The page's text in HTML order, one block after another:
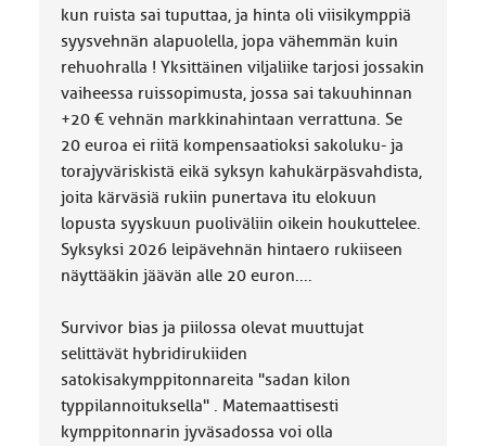
kun ruista sai tuputtaa, ja hinta oli viisikymppiä
syysvehnän alapuolella, jopa vähemmän kuin
rehuohralla ! Yksittäinen viljaliike tarjosi jossakin
vaiheessa ruissopimusta, jossa sai takuuhinnan
+20 € vehnän markkinahintaan verrattuna. Se
20 euroa ei riitä kompensaatioksi sakoluku- ja
torajyväriskistä eikä syksyn kahukärpäsvahdista,
joita kärväsiä rukiin punertava itu elokuun
lopusta syyskuun puoliväliin oikein houkuttelee.
Syksyksi 2026 leipävehnän hintaero rukiiseen
näyttääkin jäävän alle 20 euron....
Survivor bias ja piilossa olevat muuttujat
selittävät hybridirukiiden
satokisakymppitonnareita "sadan kilon
typpilannoituksella" . Matemaattisesti
kymppitonnarin jyväsadossa voi olla